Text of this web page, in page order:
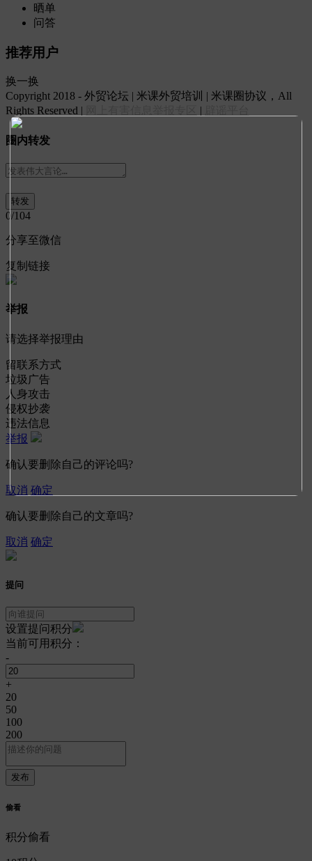
晒单
问答
推荐用户
换一换
Copyright 2018 - 外贸论坛 | 米课外贸培训 | 米课圈协议，All
Rights Reserved |
|
圈内转发
0/104
分享至微信
复制链接
举报
请选择举报理由
留联系方式
垃圾广告
人身攻击
侵权抄袭
违法信息
举报
确认要删除自己的评论吗?
取消 确定
确认要删除自己的文章吗?
取消 确定
提问
设置提问积分
当前可用积分：
-
+
20
50
100
200
偷看
积分偷看